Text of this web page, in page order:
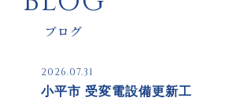
ブログ
2026.07.31
小平市 受変電設備更新工